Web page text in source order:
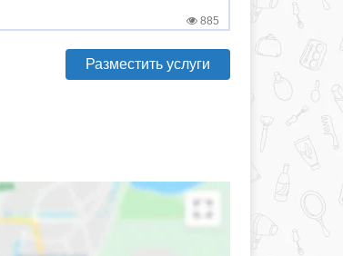
885
Разместить услуги